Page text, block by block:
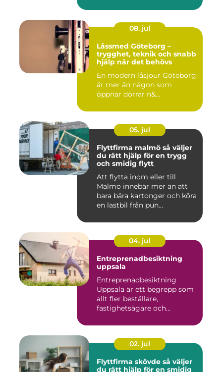
08. jul
Låssmed Göteborg –
trygghet, teknik och snabb
hjälp när det behövs
En modern låsjour Göteborg
är mer än någon som
öppnar dörrar n&...
05. jul
Flyttfirma malmö så väljer
du rätt hjälp för en trygg
och smidig flytt
Att flytta inom eller till
Malmö innebär mer än att
bara bära kartonger och köra
en lastbil från pun...
04. jul
Entreprenadbesiktning
uppsala
Entreprenadbesiktning
Uppsala är ett begrepp som
allt fler beställare,
fastighetsägare och
02. jul
Flyttfirma skövde så väljer
du rätt hjälp för en smidig